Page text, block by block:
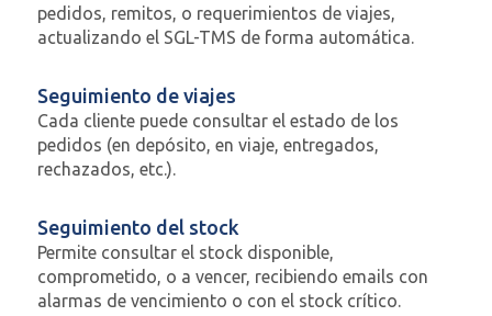
pedidos, remitos, o requerimientos de viajes,
actualizando el SGL-TMS de forma automática.
Seguimiento de viajes
Cada cliente puede consultar el estado de los
pedidos (en depósito, en viaje, entregados,
rechazados, etc.).
Seguimiento del stock
Permite consultar el stock disponible,
comprometido, o a vencer, recibiendo emails con
alarmas de vencimiento o con el stock crítico.